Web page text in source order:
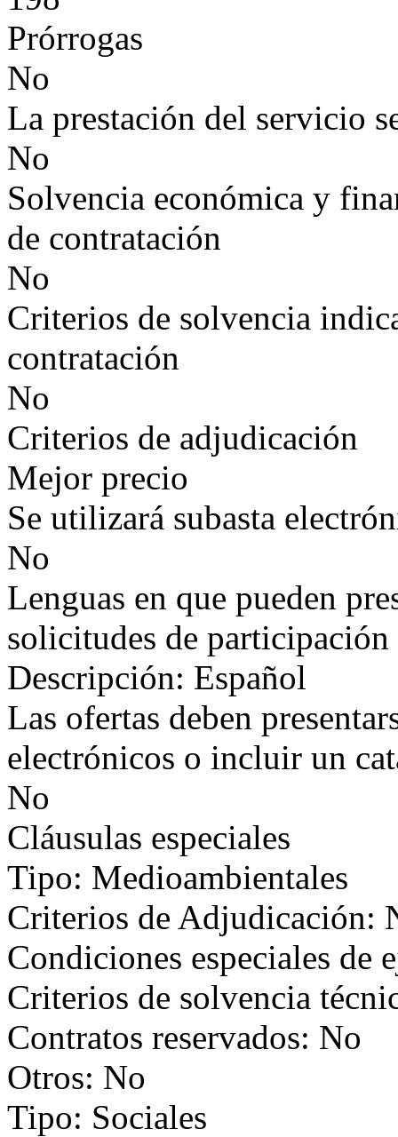
Prórrogas
No
La prestación del servicio
No
Solvencia económica y
de contratación
No
Criterios de solvencia
contratación
No
Criterios de adjudicación
Mejor precio
Se utilizará subasta
No
Lenguas en que pueden
solicitudes de participación
Descripción: Español
Las ofertas deben
electrónicos o incluir un
No
Cláusulas especiales
Tipo: Medioambientales
Criterios de Adjudicación:
Condiciones especiales de
Criterios de solvencia
Contratos reservados: No
Otros: No
Tipo: Sociales